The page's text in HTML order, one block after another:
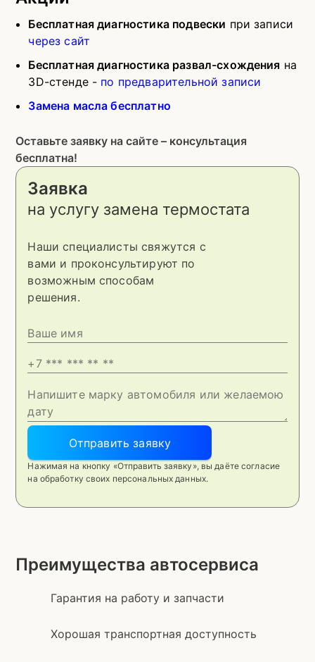
Заявка
на услугу замена термостата
Наши специалисты свяжутся с
вами и проконсультируют по
возможным способам
решения.
Отправить заявку
Нажимая на кнопку «Отправить заявку», вы даёте согласие
на обработку своих персональных данных.
Бесплатная диагностика подвески при записи
через сайт
Бесплатная диагностика развал-схождения на
3D-стенде - по предварительной записи
Замена масла бесплатно
Оставьте заявку на сайте – консультация
бесплатна!
Преимущества автосервиса
Гарантия на работу и запчасти
Хорошая транспортная доступность